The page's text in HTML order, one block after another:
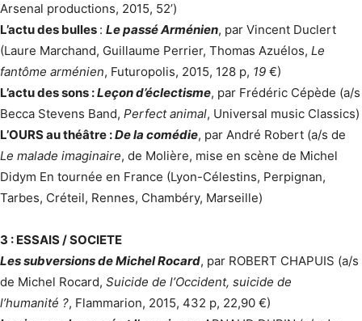
Arsenal productions, 2015, 52’)
L’actu des bulles : Le passé Arménien, par Vincent Duclert
(Laure Marchand, Guillaume Perrier, Thomas Azuélos, Le
fantôme arménien, Futuropolis, 2015, 128 p, 19 €)
L’actu des sons :Leçon d’éclectisme, par Frédéric Cépède (a/s
Becca Stevens Band, Perfect animal, Universal music Classics)
L’OURS au théâtre :De la comédie, par André Robert (a/s de
Le malade imaginaire, de Molière, mise en scène de Michel
Didym En tournée en France (Lyon-Célestins, Perpignan,
Tarbes, Créteil, Rennes, Chambéry, Marseille)
3 : ESSAIS / SOCIETE
Les subversions de Michel Rocard, par ROBERT CHAPUIS (a/s
de Michel Rocard, Suicide de l’Occident, suicide de
l’humanité ?, Flammarion, 2015, 432 p, 22,90 €)